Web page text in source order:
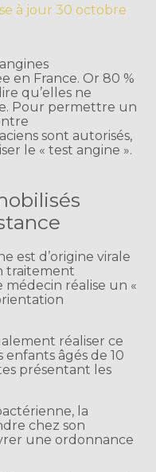
à jour 30 octobre
en France. Or 80 %
qu’elles ne
Pour permettre un
sont autorisés,
le « test angine ».
est d’origine virale
traitement
médecin réalise un «
réaliser ce
enfants âgés de 10
présentant les
la
chez son
une ordonnance